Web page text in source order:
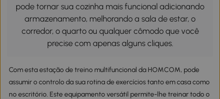
pode tornar sua cozinha mais funcional adicionando
armazenamento, melhorando a sala de estar, o
corredor, o quarto ou qualquer cômodo que você
precise com apenas alguns cliques.
Com esta estação de treino multifuncional da HOMCOM, pode
assumir o controlo da sua rotina de exercícios tanto em casa como
no escritório. Este equipamento versátil permite-lhe treinar todo o